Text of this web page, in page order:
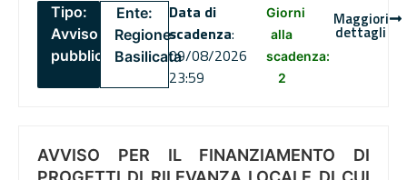
Tipo:
Avviso
pubblico
Ente:
Regione
Basilicata
Data di
scadenza:
09/08/2026
23:59
Giorni
alla
scadenza:
2
Maggiori
dettagli
AVVISO PER IL FINANZIAMENTO DI